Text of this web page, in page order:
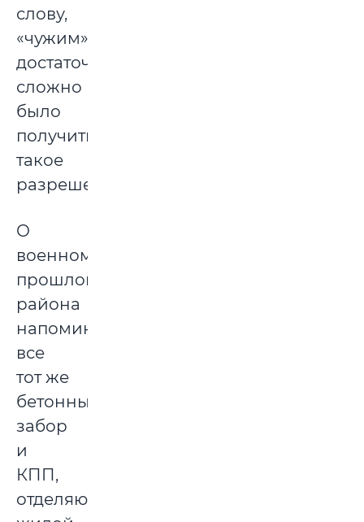
слову,
«чужим»
достаточно
сложно
было
получить
такое
разрешение.
О
военном
прошлом
района
напоминает
все
тот же
бетонный
забор
и
КПП,
отделяющие